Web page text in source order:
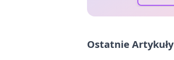
Ostatnie Artykuły